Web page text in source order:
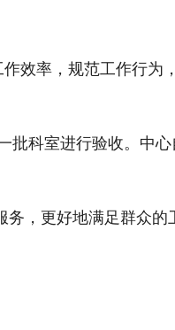
效率，规范工作行为
批科室进行验收。中
，更好地满足群众的